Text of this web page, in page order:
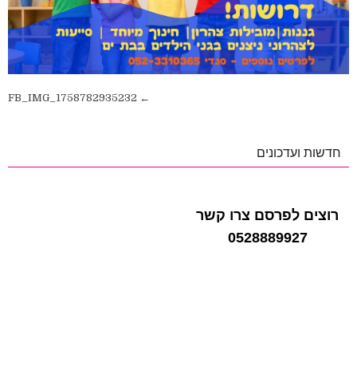
← FB_IMG_1758782935232
חדשות ועדכונים
רוצים לפרסם צרו קשר
0528889927